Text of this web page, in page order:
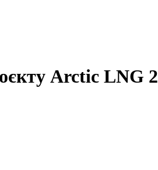
Arctic LNG 2